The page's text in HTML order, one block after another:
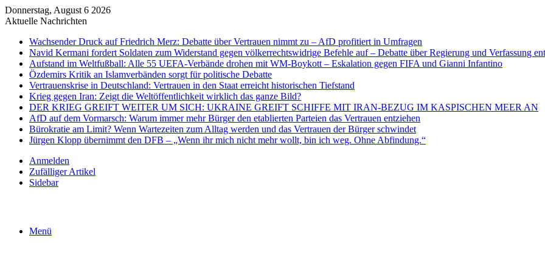
Donnerstag, August 6 2026
Aktuelle Nachrichten
Wachsender Druck auf Friedrich Merz: Debatte über Vertrauen nimmt zu – AfD profitiert in Umfragen
Navid Kermani fordert Soldaten zum Widerstand gegen völkerrechtswidrige Befehle auf – Debatte über Regierung und Verfassung
Aufstand im Weltfußball: Alle 55 UEFA-Verbände drohen mit WM-Boykott – Eskalation gegen FIFA und Gianni Infantino
Özdemirs Kritik an Islamverbänden sorgt für politische Debatte
Vertrauenskrise in Deutschland: Vertrauen in den Staat erreicht historischen Tiefstand
Krieg gegen Iran: Zeigt die Weltöffentlichkeit wirklich das ganze Bild?
DER KRIEG GREIFT WEITER UM SICH: UKRAINE GREIFT SCHIFFE MIT IRAN-BEZUG IM KASPISCHEN MEER AN
AfD auf dem Vormarsch: Warum immer mehr Bürger den etablierten Parteien das Vertrauen entziehen
Bürokratie am Limit? Wenn Wartezeiten zum Alltag werden und das Vertrauen der Bürger schwindet
Jürgen Klopp übernimmt den DFB – „Wenn ihr mich nicht mehr wollt, bin ich weg. Ohne Abfindung.“
Anmelden
Zufälliger Artikel
Sidebar
Menü